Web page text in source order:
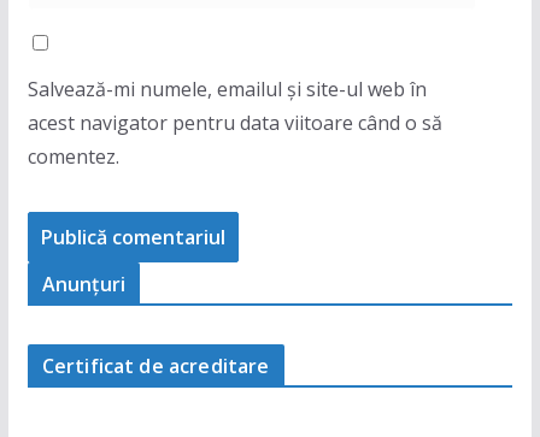
Salvează-mi numele, emailul și site-ul web în
acest navigator pentru data viitoare când o să
comentez.
Anunţuri
Certificat de acreditare